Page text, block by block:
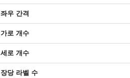
좌우 간격
가로 개수
세로 개수
장당 라벨 수